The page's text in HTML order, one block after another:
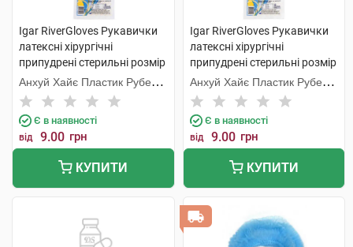
Igar RiverGloves Рукавички
латексні хірургічні
припудрені стерильні розмір
6 1 пара
Анхуй Хайє Пластик Рубер
Продуктс
Є в наявності
від 9.00 грн
КУПИТИ
Igar RiverGloves Рукавички
латексні хірургічні
припудрені стерильні розмір
8 1 пара
Анхуй Хайє Пластик Рубер
Продуктс
Є в наявності
від 9.00 грн
КУПИТИ